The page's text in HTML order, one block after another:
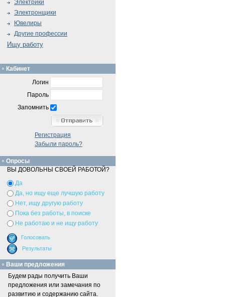
Электрики
Электронщики
Ювелиры
Другие профессии
Ищу работу
Кабинет
Логин
Пароль
Запомнить
Регистрация
Забыли пароль?
Опросы
ВЫ ДОВОЛЬНЫ СВОЕЙ РАБОТОЙ?
Да
Да, но ищу еще лучшую работу
Нет, ищу другую работу
Пока без работы, в поиске
Не работаю и не ищу работу
Ваши предложения
Будем рады получить Ваши
предложения или замечания по
развитию и содержанию сайта.